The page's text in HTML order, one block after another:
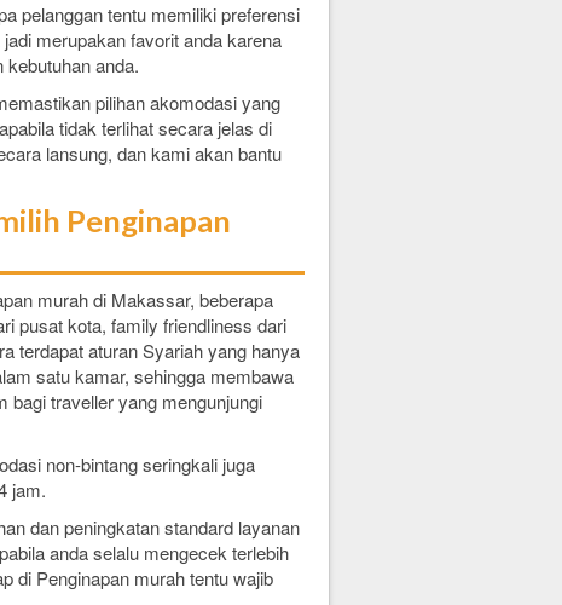
pelanggan tentu memiliki preferensi
merupakan favorit anda karena
anda.
pilihan akomodasi yang
tidak terlihat secara jelas di
lansung, dan kami akan bantu
Penginapan
murah di Makassar, beberapa
pusat kota, family friendliness dari
terdapat aturan Syariah yang hanya
satu kamar, sehingga membawa
bagi traveller yang mengunjungi
non-bintang seringkali juga
jam.
dan peningkatan standard layanan
anda selalu mengecek terlebih
di Penginapan murah tentu wajib